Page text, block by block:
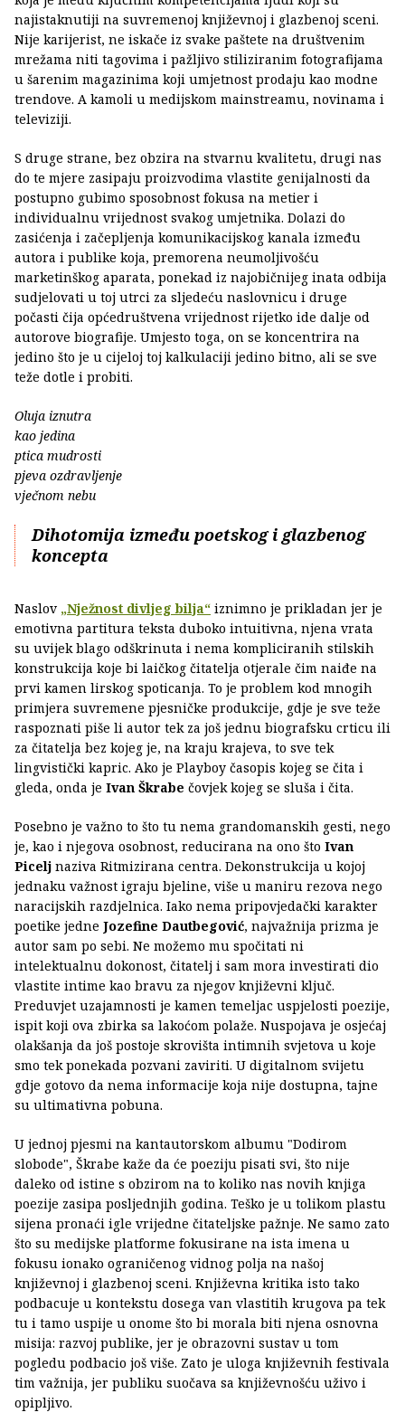
najistaknutiji na suvremenoj književnoj i glazbenoj sceni.
Nije karijerist, ne iskače iz svake paštete na društvenim
mrežama niti tagovima i pažljivo stiliziranim fotografijama
u šarenim magazinima koji umjetnost prodaju kao modne
trendove. A kamoli u medijskom mainstreamu, novinama i
televiziji.
S druge strane, bez obzira na stvarnu kvalitetu, drugi nas
do te mjere zasipaju proizvodima vlastite genijalnosti da
postupno gubimo sposobnost fokusa na metier i
individualnu vrijednost svakog umjetnika. Dolazi do
zasićenja i začepljenja komunikacijskog kanala između
autora i publike koja, premorena neumoljivošću
marketinškog aparata, ponekad iz najobičnijeg inata odbija
sudjelovati u toj utrci za sljedeću naslovnicu i druge
počasti čija općedruštvena vrijednost rijetko ide dalje od
autorove biografije. Umjesto toga, on se koncentrira na
jedino što je u cijeloj toj kalkulaciji jedino bitno, ali se sve
teže dotle i probiti.
Oluja iznutra
kao jedina
ptica mudrosti
pjeva ozdravljenje
vječnom nebu
Dihotomija između poetskog i glazbenog
koncepta
Naslov „Nježnost divljeg bilja“ iznimno je prikladan jer je
emotivna partitura teksta duboko intuitivna, njena vrata
su uvijek blago odškrinuta i nema kompliciranih stilskih
konstrukcija koje bi laičkog čitatelja otjerale čim naiđe na
prvi kamen lirskog spoticanja. To je problem kod mnogih
primjera suvremene pjesničke produkcije, gdje je sve teže
raspoznati piše li autor tek za još jednu biografsku crticu ili
za čitatelja bez kojeg je, na kraju krajeva, to sve tek
lingvistički kapric. Ako je Playboy časopis kojeg se čita i
gleda, onda je Ivan Škrabe čovjek kojeg se sluša i čita.
Posebno je važno to što tu nema grandomanskih gesti, nego
je, kao i njegova osobnost, reducirana na ono što Ivan
Picelj naziva Ritmizirana centra. Dekonstrukcija u kojoj
jednaku važnost igraju bjeline, više u maniru rezova nego
naracijskih razdjelnica. Iako nema pripovjedački karakter
poetike jedne Jozefine Dautbegović, najvažnija prizma je
autor sam po sebi. Ne možemo mu spočitati ni
intelektualnu dokonost, čitatelj i sam mora investirati dio
vlastite intime kao bravu za njegov književni ključ.
Preduvjet uzajamnosti je kamen temeljac uspjelosti poezije,
ispit koji ova zbirka sa lakoćom polaže. Nuspojava je osjećaj
olakšanja da još postoje skrovišta intimnih svjetova u koje
smo tek ponekada pozvani zaviriti. U digitalnom svijetu
gdje gotovo da nema informacije koja nije dostupna, tajne
su ultimativna pobuna.
U jednoj pjesmi na kantautorskom albumu "Dodirom
slobode", Škrabe kaže da će poeziju pisati svi, što nije
daleko od istine s obzirom na to koliko nas novih knjiga
poezije zasipa posljednjih godina. Teško je u tolikom plastu
sijena pronaći igle vrijedne čitateljske pažnje. Ne samo zato
što su medijske platforme fokusirane na ista imena u
fokusu ionako ograničenog vidnog polja na našoj
književnoj i glazbenoj sceni. Književna kritika isto tako
podbacuje u kontekstu dosega van vlastitih krugova pa tek
tu i tamo uspije u onome što bi morala biti njena osnovna
misija: razvoj publike, jer je obrazovni sustav u tom
pogledu podbacio još više. Zato je uloga književnih festivala
tim važnija, jer publiku suočava sa književnošću uživo i
opipljivo.